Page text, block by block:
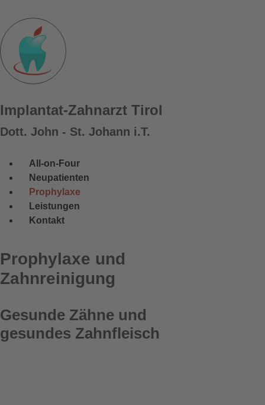
Implantat-Zahnarzt Tirol
Dott. John - St. Johann i.T.
All-on-Four
Neupatienten
Prophylaxe
Leistungen
Kontakt
Prophylaxe und
Zahnreinigung
Gesunde Zähne und
gesundes Zahnfleisch